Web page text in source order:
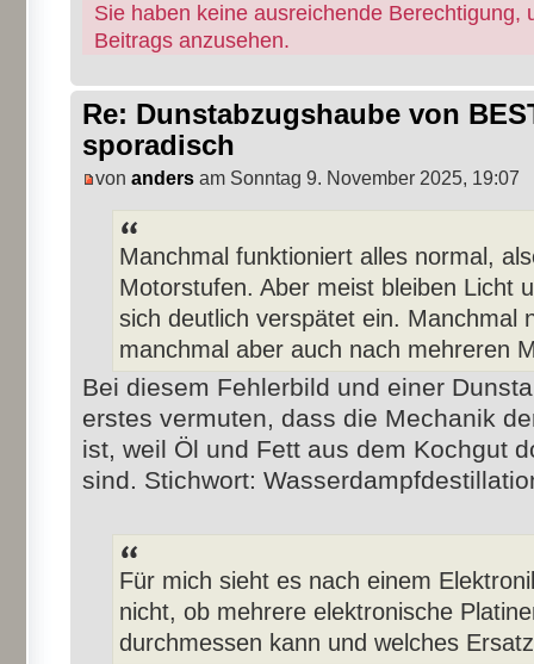
Sie haben keine ausreichende Berechtigung,
Beitrags anzusehen.
Re: Dunstabzugshaube von
sporadisch
von anders am Sonntag 9. November 2025, 19:07
Manchmal funktioniert alles normal,
Motorstufen. Aber meist bleiben Licht
sich deutlich verspätet ein. Manchmal
manchmal aber auch nach mehreren
Bei diesem Fehlerbild und einer
erstes vermuten, dass die Mechanik
ist, weil Öl und Fett aus dem Kochgut
sind. Stichwort:
Für mich sieht es nach einem
nicht, ob mehrere elektronische
durchmessen kann und welches